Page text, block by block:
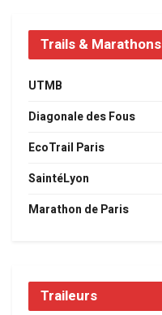
Trails & Marathons
UTMB
Diagonale des Fous
EcoTrail Paris
SaintéLyon
Marathon de Paris
Traileurs